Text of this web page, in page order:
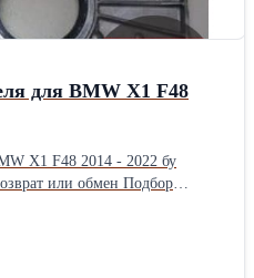
для BMW X1 F48
X1 F48 2014 - 2022 бу
или обмен Подбор